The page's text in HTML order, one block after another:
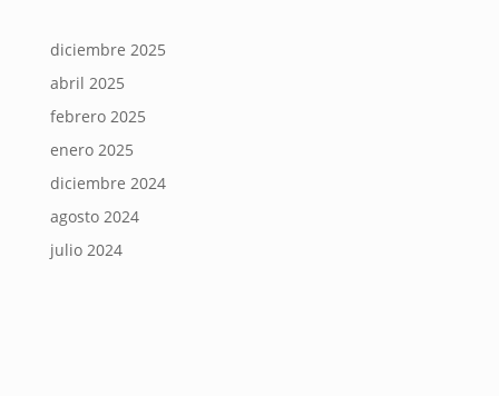
diciembre 2025
abril 2025
febrero 2025
enero 2025
diciembre 2024
agosto 2024
julio 2024